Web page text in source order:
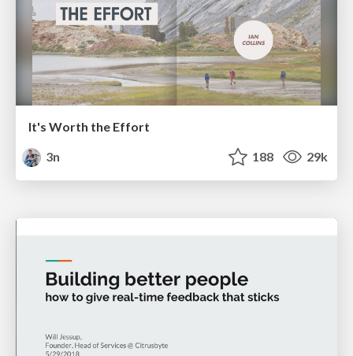
It's Worth the Effort
3n
188 29k